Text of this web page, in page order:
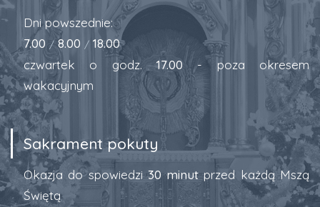
Dni powszednie:
7.00 / 8.00 / 18.00
czwartek o godz.17.00 - poza okresem
wakacyjnym
Sakrament pokuty
Okazja do spowiedzi30 minut przed każdą Mszą
Świętą